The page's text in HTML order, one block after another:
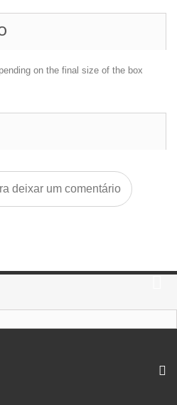
on the final size of the box
deixar um comentário